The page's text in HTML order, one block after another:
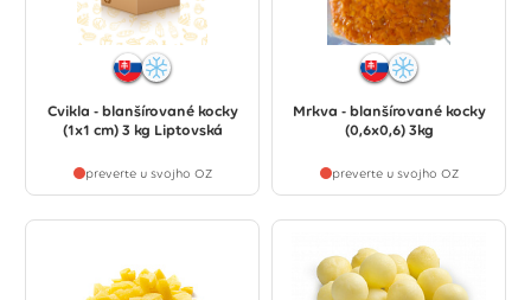
Cvikla - blanšírované kocky
(1x1 cm) 3 kg Liptovská
preverte u svojho OZ
Mrkva - blanšírované kocky
(0,6x0,6) 3kg
preverte u svojho OZ